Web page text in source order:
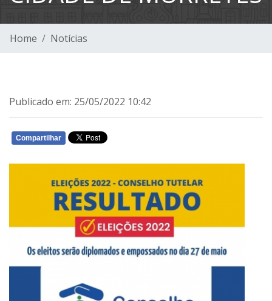
Home Notícias
Publicado em: 25/05/2022 10:42
Compartilhar